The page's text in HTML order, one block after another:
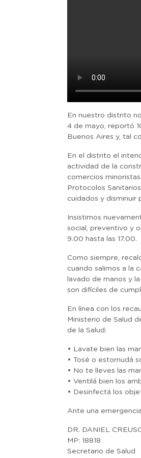
En nuestro distrito
4 de mayo, reportó
Buenos Aires y, tal
En el distrito el
actividad de la
comercios
Protocolos
cuidados y disminuir
Insistimos
social, preventivo y
9.00 hasta las 17.00.
Como siempre,
cuando salimos a la
lavado de manos y
son difíciles de
En línea con los
Ministerio de Salud
de la Salud:
• Lavate bien las
• Tosé o estornudá
• No te lleves las
• Ventilá bien los
• Desinfectá los
Ante una
DR. DANIEL
MP: 18818
Secretario de Salud